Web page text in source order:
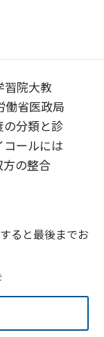
院大教
働省医政局
の分類と診
コールには
方の整合
ると最後までお